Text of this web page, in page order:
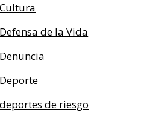
Cultura
Defensa de la Vida
Denuncia
Deporte
deportes de riesgo